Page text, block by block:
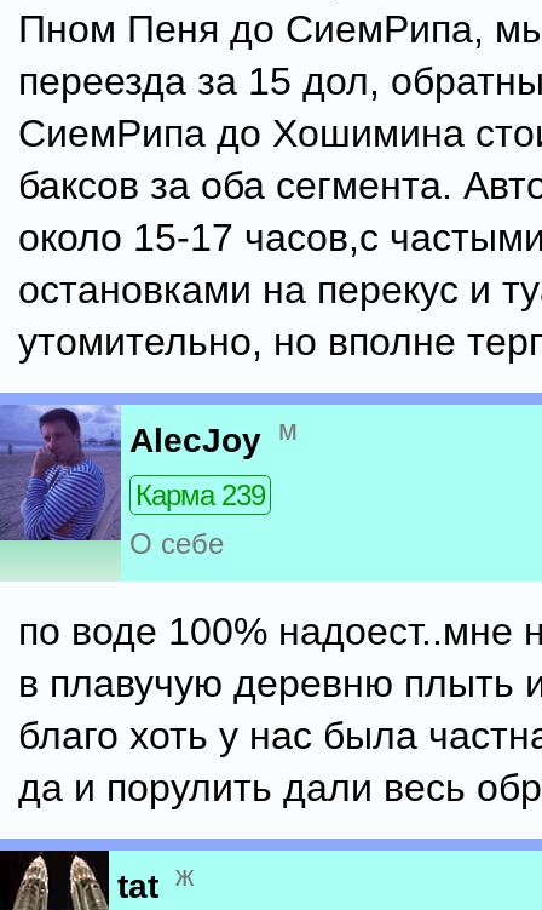
Пном Пеня до СиемРипа,
переезда за 15 дол,
СиемРипа до Хошимина
баксов за оба сегмента.
около 15-17 часов,с
остановками на перекус и
утомительно, но вполне
AlecJoy м
Карма 239
О себе
по воде 100% надоест..мне
в плавучую деревню плыть
благо хоть у нас была
да и порулить дали весь
tat ж